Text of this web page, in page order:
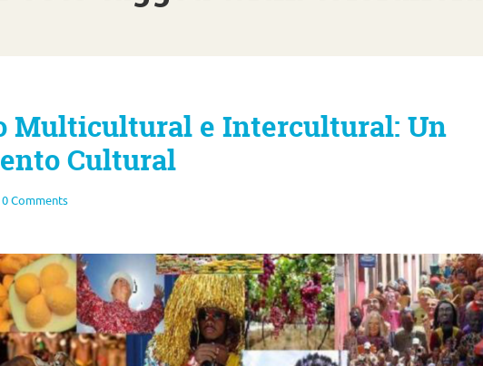
Multicultural e Intercultural: Un
Cultural
0 Comments